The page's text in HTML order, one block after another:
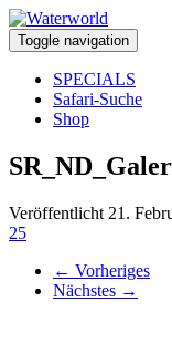
Toggle navigation
SPECIALS
Safari-Suche
Shop
Veröffentlicht 21.
25
← Vorheriges
Nächstes →